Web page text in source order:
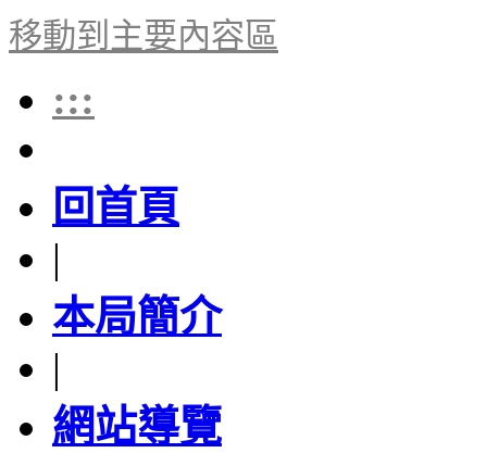
移動到主要內容區
:::
回首頁
|
本局簡介
|
網站導覽